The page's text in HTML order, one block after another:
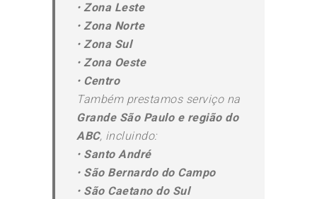
• Zona Leste
• Zona Norte
• Zona Sul
• Zona Oeste
• Centro
Também prestamos serviço na
Grande São Paulo e região do
ABC, incluindo:
• Santo André
• São Bernardo do Campo
• São Caetano do Sul